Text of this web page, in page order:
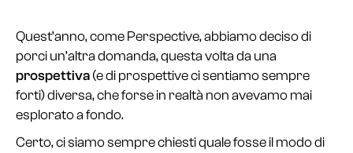
Quest’anno, come Perspective, abbiamo deciso di
porci un’altra domanda, questa volta da una
prospettiva(e di prospettive ci sentiamo sempre
forti) diversa, che forse in realtà non avevamo mai
esplorato a fondo.
Certo, ci siamo sempre chiesti quale fosse il modo di